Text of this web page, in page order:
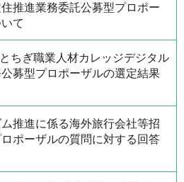
推進業務委託公募型プロポー
て
ちぎ職業人材カレッジデジタル
募型プロポーザルの選定結果
推進に係る海外旅行会社等招
ポーザルの質問に対する回答